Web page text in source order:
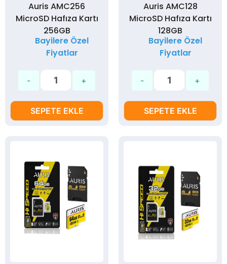
Auris AMC256
MicroSD Hafıza Kartı
256GB
Bayilere Özel
Fiyatlar
SEPETE EKLE
Auris AMC128
MicroSD Hafıza Kartı
128GB
Bayilere Özel
Fiyatlar
SEPETE EKLE